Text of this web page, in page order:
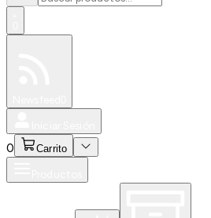
0 Carrito